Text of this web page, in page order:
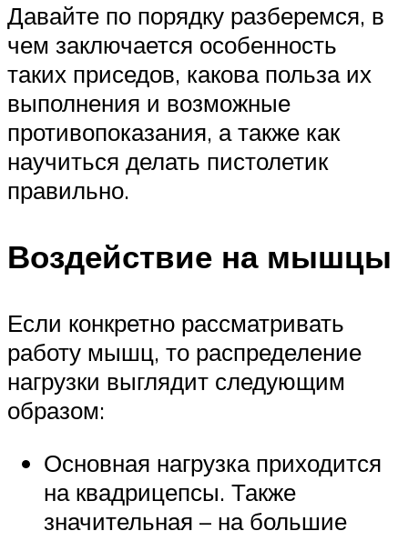
Давайте по порядку разберемся, в
чем заключается особенность
таких приседов, какова польза их
выполнения и возможные
противопоказания, а также как
научиться делать пистолетик
правильно.
Воздействие на мышцы
Если конкретно рассматривать
работу мышц, то распределение
нагрузки выглядит следующим
образом:
Основная нагрузка приходится
на квадрицепсы. Также
значительная – на большие